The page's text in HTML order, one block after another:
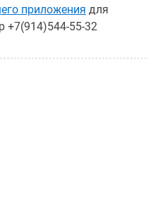
приложения для
+7(914)544-55-32